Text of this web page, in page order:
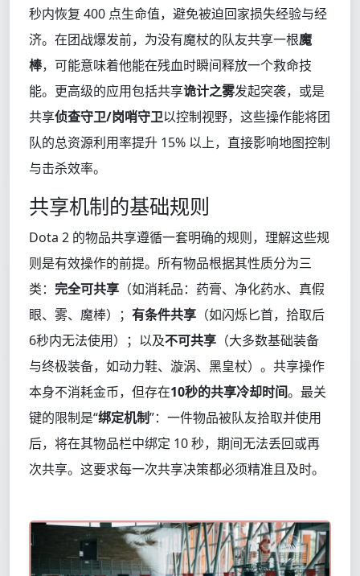
秒内恢复 400 点生命值，避免被迫回家损失经验与经
济。在团战爆发前，为没有魔杖的队友共享一根魔
棒，可能意味着他能在残血时瞬间释放一个救命技
能。更高级的应用包括共享诡计之雾发起突袭，或是
共享侦查守卫/岗哨守卫以控制视野，这些操作能将团
队的总资源利用率提升 15% 以上，直接影响地图控制
与击杀效率。
共享机制的基础规则
Dota 2 的物品共享遵循一套明确的规则，理解这些规
则是有效操作的前提。所有物品根据其性质分为三
类： 完全可共享 （如消耗品：药膏、净化药水、真假
眼、雾、魔棒）； 有条件共享 （如闪烁匕首，拾取后
6秒内无法使用）；以及不可共享 （大多数基础装备
与终极装备，如动力鞋、漩涡、黑皇杖）。共享操作
本身不消耗金币，但存在10秒的共享冷却时间。最关
键的限制是“绑定机制”：一件物品被队友拾取并使用
后，将在其物品栏中绑定 10 秒，期间无法丢回或再
次共享。这要求每一次共享决策都必须精准且及时。